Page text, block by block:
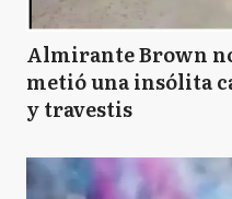
Almirante Brown
metió una insólita
y travestis